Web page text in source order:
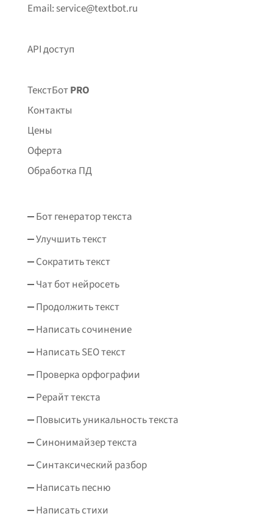
Email: service@textbot.ru
API доступ
ТекстБотPRO
Контакты
Цены
Оферта
Обработка ПД
Бот генератор текста
Улучшить текст
Сократить текст
Чат бот нейросеть
Продолжить текст
Написать сочинение
Написать SEO текст
Проверка орфографии
Рерайт текста
Повысить уникальность текста
Синонимайзер текста
Синтаксический разбор
Написать песню
Написать стихи